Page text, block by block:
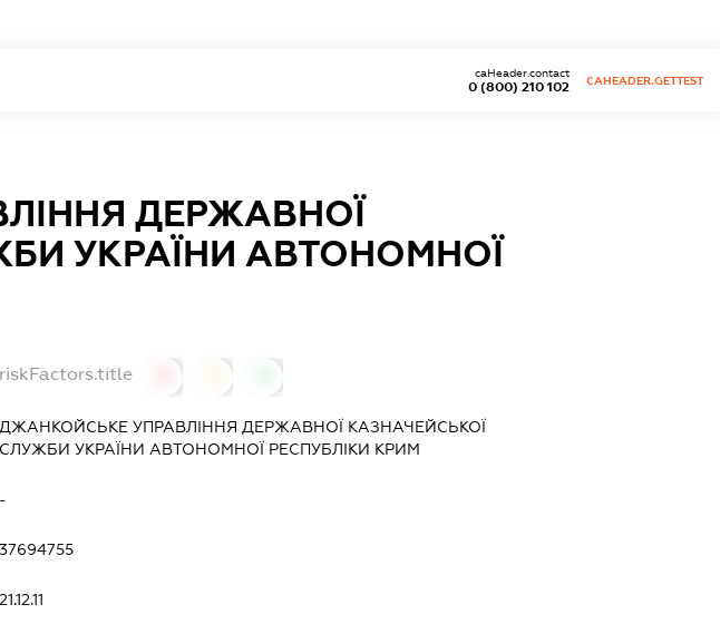
0 (800) 210 102
caHeader.contact
CAHEADER.GETTEST
ДЕРЖАВНОЇ
УКРАЇНИ АВТОНОМНОЇ
riskFactors.title
ДЖАНКОЙСЬКЕ УПРАВЛІННЯ ДЕРЖАВНОЇ КАЗНАЧЕЙСЬКОЇ
СЛУЖБИ УКРАЇНИ АВТОНОМНОЇ РЕСПУБЛІКИ КРИМ
-
37694755
21.12.11